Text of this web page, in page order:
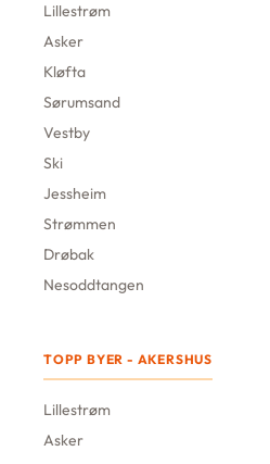
Lillestrøm
Asker
Kløfta
Sørumsand
Vestby
Ski
Jessheim
Strømmen
Drøbak
Nesoddtangen
TOPP BYER - AKERSHUS
Lillestrøm
Asker